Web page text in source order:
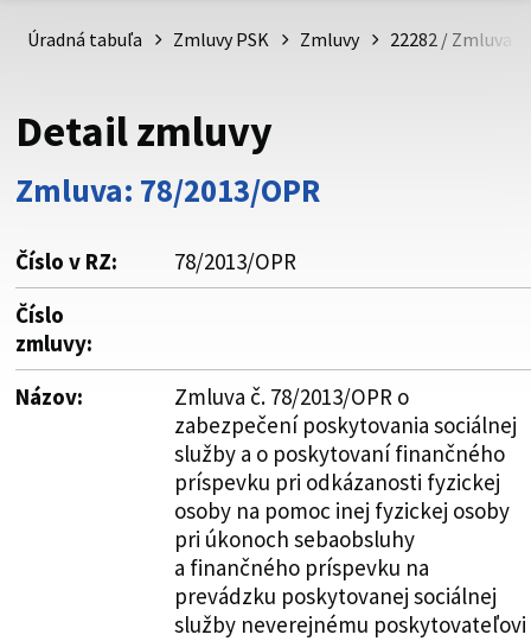
psk.sk.
Buďte pozorní a vždy sa uistite, že zdieľate informácie iba
cez zabezpečenú webovú stránku. Zabezpečená stránka
vždy začína https:// pred názvom domény webového sídla.
Úradná tabuľa Zmluvy PSK Zmluvy 22282 / Zmluva
Detail zmluvy
Zmluva: 78/2013/OPR
Číslo v RZ:
78/2013/OPR
Číslo
zmluvy:
Názov:
Zmluva č. 78/2013/OPR o
zabezpečení poskytovania sociálnej
služby a o poskytovaní finančného
príspevku pri odkázanosti fyzickej
osoby na pomoc inej fyzickej osoby
pri úkonoch sebaobsluhy
a finančného príspevku na
prevádzku poskytovanej sociálnej
služby neverejnému poskytovateľovi